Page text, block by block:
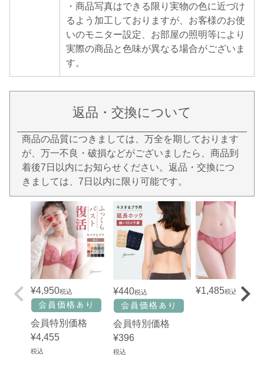
・商品写真はできる限り実物の色に近づけ
るよう加工しておりますが、お客様のお使
いのモニター設定、お部屋の照明等により
実際の商品と色味が異なる場合がございま
す。
返品・交換について
商品の品質につきましては、万全を期しております
が、万一不良・破損などがございましたら、商品到
着後7日以内にお知らせください。返品・交換につ
きましては、7日以内に限り可能です。
¥4,950税込
会員特別価格
¥4,455
税込
¥440税込
会員特別価格
¥396
税込
¥1,485税込